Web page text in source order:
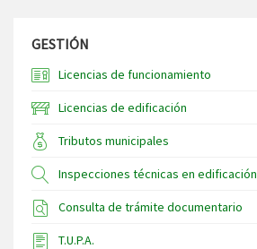
GESTIÓN
Licencias de funcionamiento
Licencias de edificación
Tributos municipales
Inspecciones técnicas en edificación
Consulta de trámite documentario
T.U.P.A.